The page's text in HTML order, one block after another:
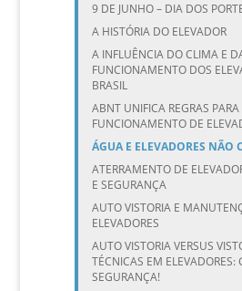
9 DE JUNHO – DIA DOS
A HISTÓRIA DO ELEVADOR
A INFLUÊNCIA DO CLIMA E
FUNCIONAMENTO DOS
BRASIL
ABNT UNIFICA REGRAS PARA
FUNCIONAMENTO DE
ÁGUA E ELEVADORES NÃO
ATERRAMENTO DE
E SEGURANÇA
AUTO VISTORIA E
ELEVADORES
AUTO VISTORIA VERSUS
TÉCNICAS EM ELEVADORES:
SEGURANÇA!